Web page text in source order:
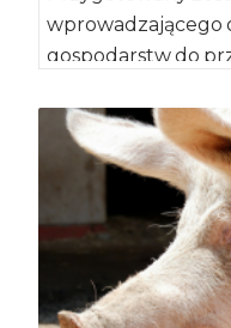
wprowadzającego
gospodarstw do
Zostanie on